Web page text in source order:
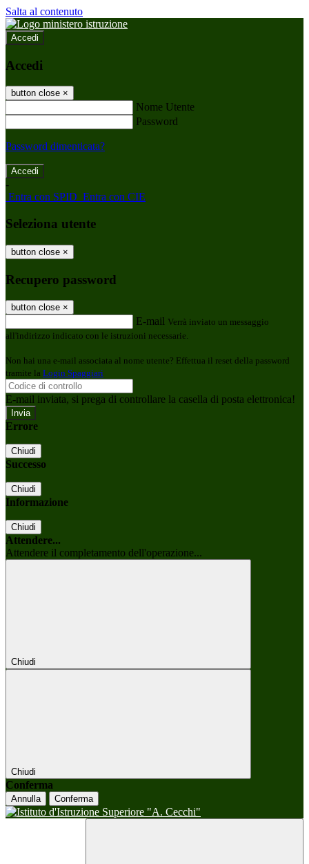
Salta al contenuto
Accedi
Accedi
button close ×
Nome Utente
Password
Password dimenticata?
-
Entra con SPID Entra con CIE
Seleziona utente
button close ×
Recupero password
button close ×
E-mail Verrà inviato un messaggio
all'indirizzo indicato con le istruzioni necessarie.
Non hai una e-mail associata al nome utente? Effettua il reset della password
tramite la Login Spaggiari
E-mail inviata, si prega di controllare la casella di posta elettronica!
Errore
Chiudi
Successo
Chiudi
Informazione
Chiudi
Attendere...
Attendere il completamento dell'operazione...
Chiudi
Chiudi
Conferma
Annulla Conferma